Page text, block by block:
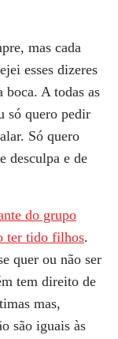
mas cada
esses dizeres
A todas as
só quero pedir
Só quero
desculpa e de
do grupo
ter tido filhos.
quer ou não ser
tem direito de
mas,
são iguais às